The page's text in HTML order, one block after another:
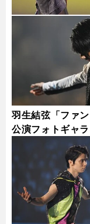
羽生結弦「ファ
公演フォトギャ